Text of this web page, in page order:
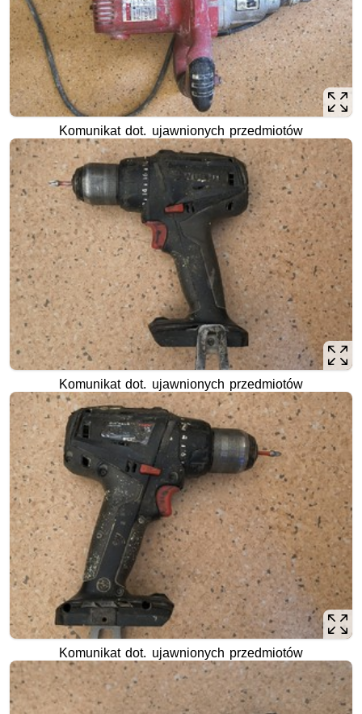
Komunikat dot. ujawnionych przedmiotów
Komunikat dot. ujawnionych przedmiotów
Komunikat dot. ujawnionych przedmiotów